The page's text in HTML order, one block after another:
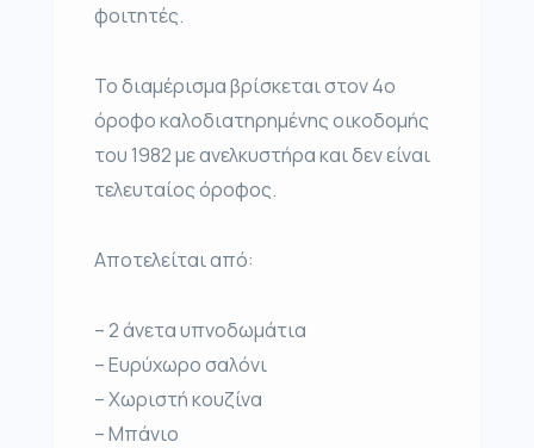
φοιτητές.
Το διαμέρισμα βρίσκεται στον 4ο
όροφο καλοδιατηρημένης οικοδομής
του 1982 με ανελκυστήρα και δεν είναι
τελευταίος όροφος.
Αποτελείται από:
– 2 άνετα υπνοδωμάτια
– Ευρύχωρο σαλόνι
– Χωριστή κουζίνα
– Μπάνιο